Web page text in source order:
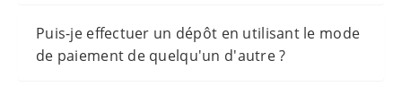
Puis-je effectuer un dépôt en utilisant le mode
de paiement de quelqu'un d'autre ?